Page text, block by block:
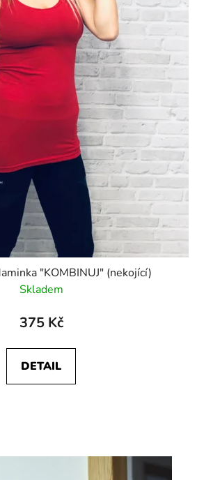
"KOMBINUJ" (nekojící)
Skladem
375 Kč
DETAIL